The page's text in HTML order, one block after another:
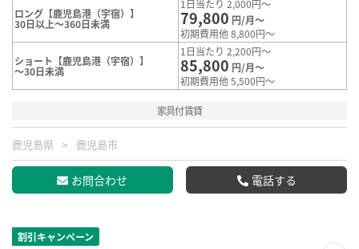
ロング【鹿児島港（宇宿）】
30日以上～360日未満
1日当たり 2,000円～
79,800 円/月～
初期費用他 8,800円～
ショート【鹿児島港（宇宿）】
～30日未満
1日当たり 2,200円～
85,800 円/月～
初期費用他 5,500円～
家具付賃貸
鹿児島県 鹿児島市
お問合わせ 電話する
割引キャンペーン